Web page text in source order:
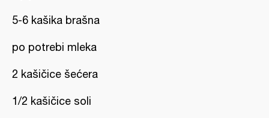
5-6 kašika brašna
po potrebi mleka
2 kašičice šećera
1/2 kašičice soli